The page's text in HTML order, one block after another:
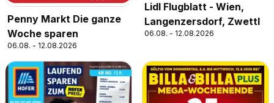
Penny Markt Die ganze
Woche sparen
06.08. - 12.08.2026
Lidl Flugblatt - Wien,
Langenzersdorf, Zwettl
06.08. - 12.08.2026